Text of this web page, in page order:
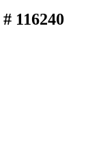
# 116240